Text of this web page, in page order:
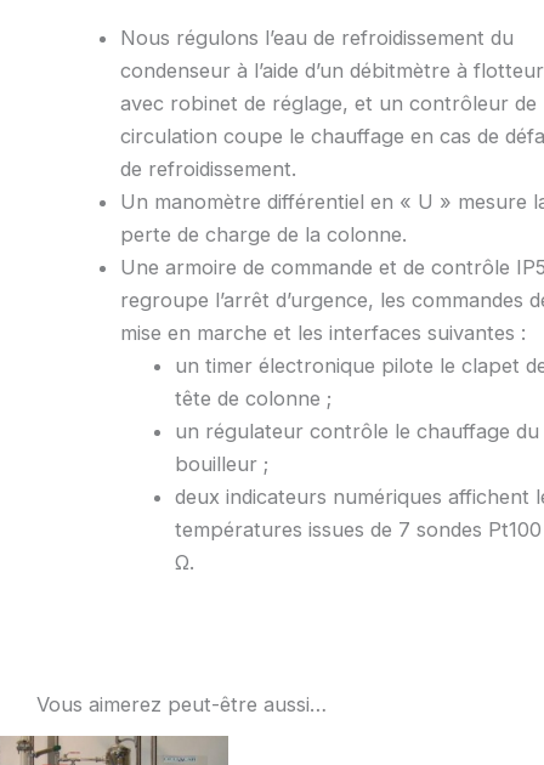
Nous régulons l’eau de refroidissement du
condenseur à l’aide d’un débitmètre à flotteur
avec robinet de réglage, et un contrôleur de
circulation coupe le chauffage en cas de
de refroidissement.
Un manomètre différentiel en « U » mesure
perte de charge de la colonne.
Une armoire de commande et de contrôle
regroupe l’arrêt d’urgence, les commandes
mise en marche et les interfaces suivantes :
un timer électronique pilote le clapet
tête de colonne ;
un régulateur contrôle le chauffage du
bouilleur ;
deux indicateurs numériques affichent
températures issues de 7 sondes Pt100
Ω.
Vous aimerez peut-être aussi…